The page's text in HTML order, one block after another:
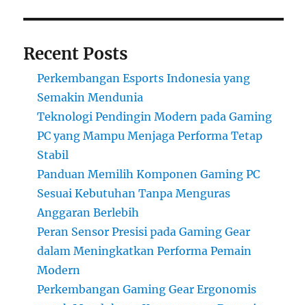
Recent Posts
Perkembangan Esports Indonesia yang
Semakin Mendunia
Teknologi Pendingin Modern pada Gaming
PC yang Mampu Menjaga Performa Tetap
Stabil
Panduan Memilih Komponen Gaming PC
Sesuai Kebutuhan Tanpa Menguras
Anggaran Berlebih
Peran Sensor Presisi pada Gaming Gear
dalam Meningkatkan Performa Pemain
Modern
Perkembangan Gaming Gear Ergonomis